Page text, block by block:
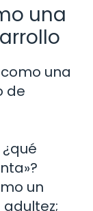
una
una
de
un